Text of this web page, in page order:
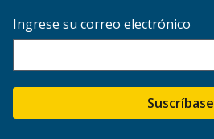
Ingrese su correo electrónico
Suscríbase